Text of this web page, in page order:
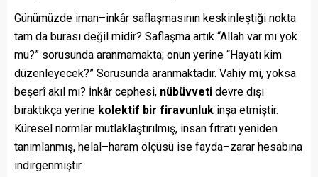
Günümüzde iman–inkâr saflaşmasının keskinleştiği nokta
tam da burası değil midir? Saflaşma artık “Allah var mı yok
mu?” sorusunda aranmamakta; onun yerine “Hayatı kim
düzenleyecek?” Sorusunda aranmaktadır. Vahiy mi, yoksa
beşerî akıl mı? İnkâr cephesi, nübüvveti devre dışı
bıraktıkça yerine kolektif bir firavunluk inşa etmiştir.
Küresel normlar mutlaklaştırılmış, insan fıtratı yeniden
tanımlanmış, helal–haram ölçüsü ise fayda–zarar hesabına
indirgenmiştir.